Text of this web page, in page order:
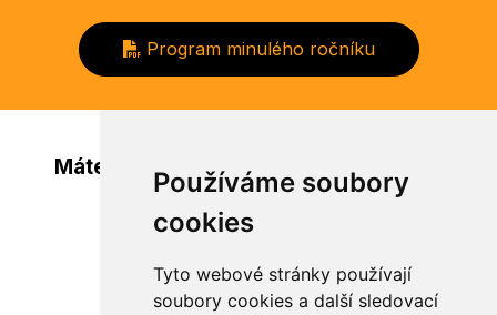
Používáme soubory
cookies
Tyto webové stránky používají
soubory cookies a další sledovací
Program minulého ročníku
Máte nápad, jak konferenci obohatit?
Napište nám